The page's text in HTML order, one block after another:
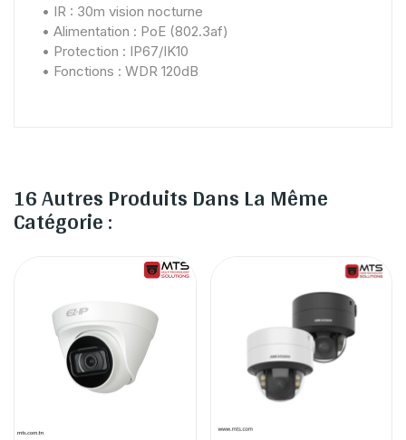
• IR : 30m vision nocturne
• Alimentation : PoE (802.3af)
• Protection : IP67/IK10
• Fonctions : WDR 120dB
16 Autres Produits Dans La Même
Catégorie :